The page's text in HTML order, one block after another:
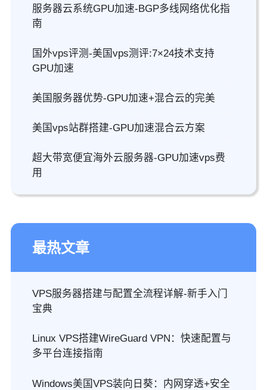
服务器云系统GPU加速-BGP多线网络优化指
南
国外vps评测-美国vps测评:7×24技术支持
GPU加速
美国服务器优势-GPU加速+混合云的完美
美国vps站群搭建-GPU加速混合云方案
超大带宽便宜海外云服务器-GPU加速vps费
用
最热文章
VPS服务器搭建与配置全流程详解-新手入门
宝典
Linux VPS搭建WireGuard VPN：快速配置与
多平台连接指南
Windows美国VPS装向日葵：内网穿透+安全